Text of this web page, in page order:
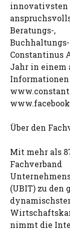
innovativsten
Beratungs-,
Constantinus
Jahr in einem
Über den
Mit mehr als
Fachverband
(UBIT) zu den
nimmt die